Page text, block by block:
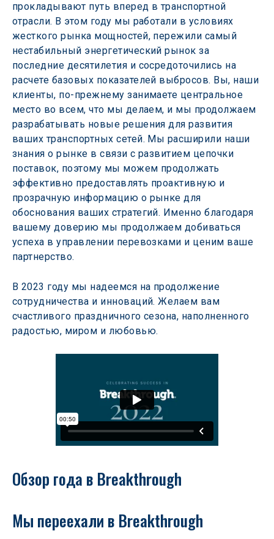
прокладывают путь вперед в транспортной
отрасли. В этом году мы работали в условиях
жесткого рынка мощностей, пережили самый
нестабильный энергетический рынок за
последние десятилетия и сосредоточились на
расчете базовых показателей выбросов. Вы, наши
клиенты, по-прежнему занимаете центральное
место во всем, что мы делаем, и мы продолжаем
разрабатывать новые решения для развития
ваших транспортных сетей. Мы расширили наши
знания о рынке в связи с развитием цепочки
поставок, поэтому мы можем продолжать
эффективно предоставлять проактивную и
прозрачную информацию о рынке для
обоснования ваших стратегий. Именно благодаря
вашему доверию мы продолжаем добиваться
успеха в управлении перевозками и ценим ваше
партнерство.
В 2023 году мы надеемся на продолжение
сотрудничества и инноваций. Желаем вам
счастливого праздничного сезона, наполненного
радостью, миром и любовью.
Обзор года в Breakthrough
Мы переехали в Breakthrough